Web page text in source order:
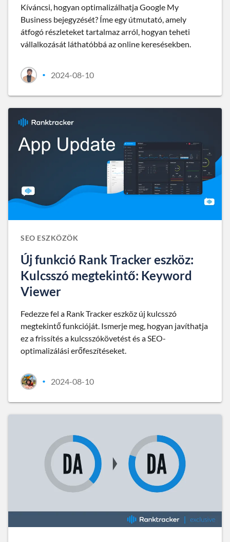
Kíváncsi, hogyan optimalizálhatja Google My
Business bejegyzését? Íme egy útmutató, amely
átfogó részleteket tartalmaz arról, hogyan teheti
vállalkozását láthatóbbá az online keresésekben.
• 2024-08-10
SEO ESZKÖZÖK
Új funkció Rank Tracker eszköz:
Kulcsszó megtekintő: Keyword
Viewer
Fedezze fel a Rank Tracker eszköz új kulcsszó
megtekintő funkcióját. Ismerje meg, hogyan javíthatja
ez a frissítés a kulcsszókövetést és a SEO-
optimalizálási erőfeszítéseket.
• 2024-08-10